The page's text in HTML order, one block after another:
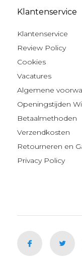
Klantenservice
Klantenservice
Review Policy
Cookies
Vacatures
Algemene
Openingstijden
Betaalmethoden
Verzendkosten
Retourneren en
Privacy Policy